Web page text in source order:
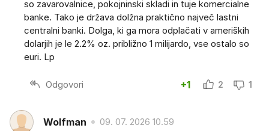
so zavarovalnice, pokojninski skladi in tuje komercialne
banke. Tako je država dolžna praktično največ lastni
centralni banki. Dolga, ki ga mora odplačati v ameriških
dolarjih je le 2.2% oz. približno 1 milijardo, vse ostalo so
euri. Lp
Odgovori +1 2 1
Wolfman 09. 07. 2026 10.59